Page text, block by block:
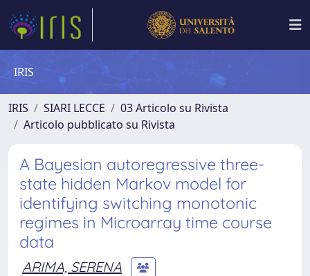
IRIS
IRIS SIARI LECCE
03 Articolo su Rivista
Articolo pubblicato su Rivista
A Bayesian autoregressive three-
state hidden Markov model for
identifying switching monotonic
regimes in Microarray time course
data
ARIMA, SERENA